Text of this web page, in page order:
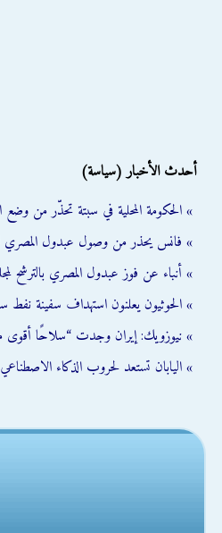
أحدث الأخبار (سياسة)
» الحكومة المحلية في سبتة تحذّر من وضع
» فانس يحذر من وصول عبدول المصري
» أنباء عن فوز عبدول المصري بالترشح
» الحوثيون يعلنون استهداف سفينة نفط
» نيوزويك: إيران وجدت “سلاحًا أقوى من
» اليابان تستعد لحروب الذكاء الاصطناعي